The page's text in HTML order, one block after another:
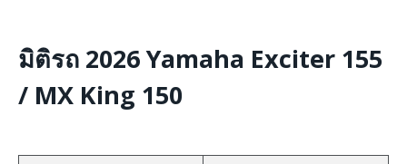
มิติรถ 2026 Yamaha Exciter 155
/ MX King 150